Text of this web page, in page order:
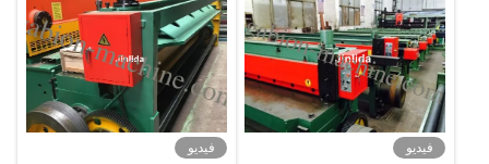
فيديو
فيديو